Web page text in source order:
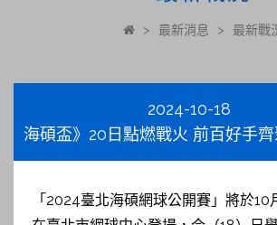
> 最新消息 > 最新戰
2024-10-18
海碩盃》20日點燃戰火 前百好手
「2024臺北海碩網球公開賽」將於10